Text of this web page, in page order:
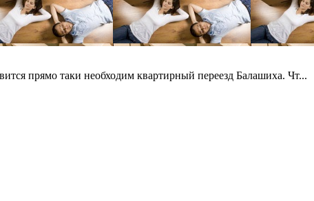
прямо таки необходим квартирный переезд Балашиха. Чт...